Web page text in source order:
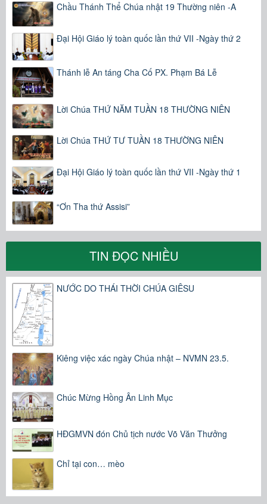
Chầu Thánh Thể Chúa nhật 19 Thường niên -A
Đại Hội Giáo lý toàn quốc lần thứ VII -Ngày thứ 2
Thánh lễ An táng Cha Cố PX. Phạm Bá Lễ
Lời Chúa THỨ NĂM TUẦN 18 THƯỜNG NIÊN
Lời Chúa THỨ TƯ TUẦN 18 THƯỜNG NIÊN
Đại Hội Giáo lý toàn quốc lần thứ VII -Ngày thứ 1
“Ơn Tha thứ Assisi”
TIN ĐỌC NHIỀU
NƯỚC DO THÁI THỜI CHÚA GIÊSU
Kiêng việc xác ngày Chúa nhật – NVMN 23.5.
Chúc Mừng Hồng Ân Linh Mục
HĐGMVN đón Chủ tịch nước Võ Văn Thưởng
Chỉ tại con… mèo